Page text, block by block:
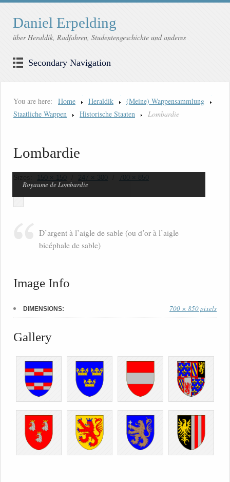
Daniel Erpelding
über Heraldik, Radfahren, Studentengeschichte und anderes
Secondary Navigation
You are here: Home Heraldik
(Meine) Wappensammlung
Staatliche Wappen
Historische Staaten Lombardie
Lombardie
150 × 150 247 × 300 700 × 850
Royaume de Lombardie
D’argent à l’aigle de sable (ou d’or à l’aigle
bicéphale de sable)
Image Info
DIMENSIONS: 700 × 850 pixels
Gallery